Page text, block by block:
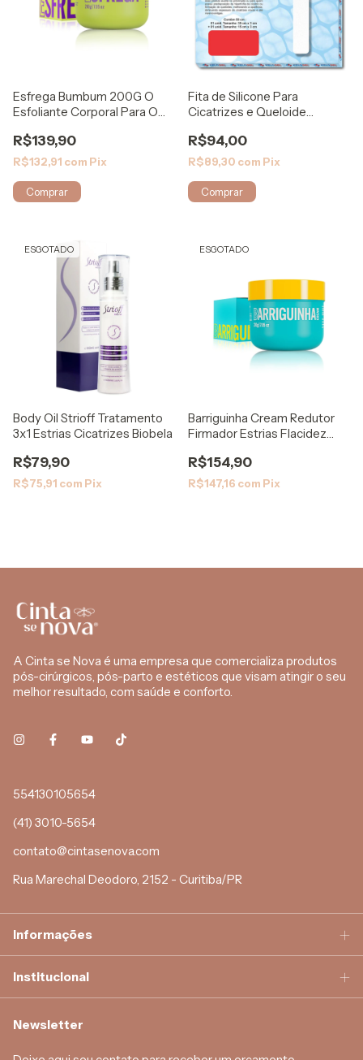
Esfrega Bumbum 200G O
Esfoliante Corporal Para O
R$139,90
R$132,91 com Pix
Fita de Silicone Para
Cicatrizes e Queloide
R$94,00
R$89,30 com Pix
ESGOTADO
Body Oil Strioff Tratamento
3x1 Estrias Cicatrizes Biobela
R$79,90
R$75,91 com Pix
ESGOTADO
Barriguinha Cream Redutor
Firmador Estrias Flacidez
R$154,90
R$147,16 com Pix
A Cinta se Nova é uma empresa que comercializa produtos
pós-cirúrgicos, pós-parto e estéticos que visam atingir o seu
melhor resultado, com saúde e conforto.
554130105654
(41) 3010-5654
contato@cintasenova.com
Rua Marechal Deodoro, 2152 - Curitiba/PR
Informações
Institucional
Newsletter